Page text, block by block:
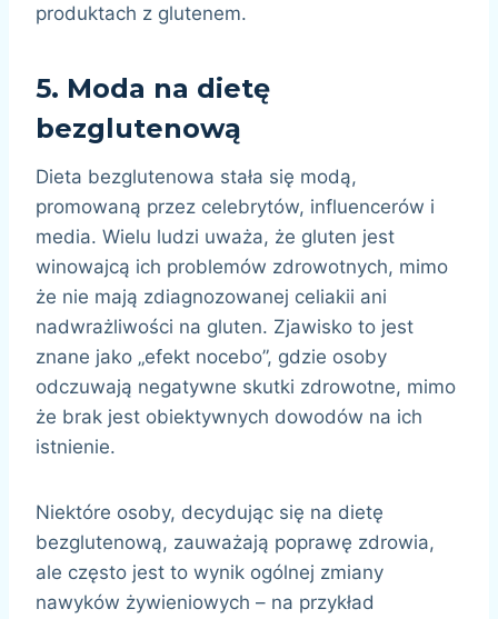
produktach z glutenem.
5. Moda na dietę
bezglutenową
Dieta bezglutenowa stała się modą,
promowaną przez celebrytów, influencerów i
media. Wielu ludzi uważa, że gluten jest
winowajcą ich problemów zdrowotnych, mimo
że nie mają zdiagnozowanej celiakii ani
nadwrażliwości na gluten. Zjawisko to jest
znane jako „efekt nocebo”, gdzie osoby
odczuwają negatywne skutki zdrowotne, mimo
że brak jest obiektywnych dowodów na ich
istnienie.
Niektóre osoby, decydując się na dietę
bezglutenową, zauważają poprawę zdrowia,
ale często jest to wynik ogólnej zmiany
nawyków żywieniowych – na przykład